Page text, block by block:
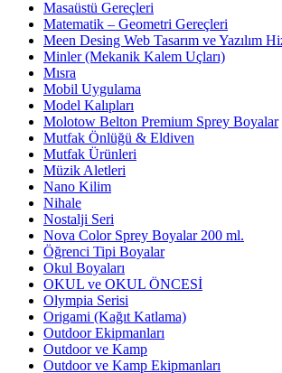
Masaüstü Gereçleri
Matematik – Geometri Gereçleri
Meen Desing Web Tasarım ve Yazılım
Minler (Mekanik Kalem Uçları)
Mısra
Mobil Uygulama
Model Kalıpları
Molotow Belton Premium Sprey Boyalar
Mutfak Önlüğü & Eldiven
Mutfak Ürünleri
Müzik Aletleri
Nano Kilim
Nihale
Nostalji Seri
Nova Color Sprey Boyalar 200 ml.
Öğrenci Tipi Boyalar
Okul Boyaları
OKUL ve OKUL ÖNCESİ
Olympia Serisi
Origami (Kağıt Katlama)
Outdoor Ekipmanları
Outdoor ve Kamp
Outdoor ve Kamp Ekipmanları